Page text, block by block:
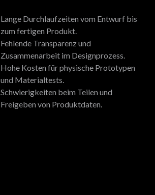
Lange Durchlaufzeiten vom Entwurf bis
zum fertigen Produkt.
Fehlende Transparenz und
Zusammenarbeit im Designprozess.
Hohe Kosten für physische Prototypen
und Materialtests.
Schwierigkeiten beim Teilen und
Freigeben von Produktdaten.